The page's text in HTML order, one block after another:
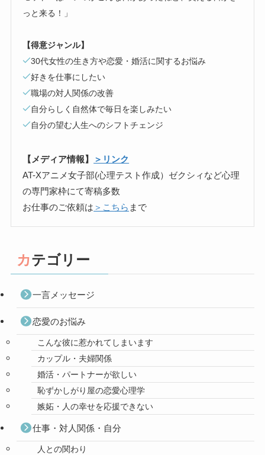
っと来る！」
【得意ジャンル】
30代女性の生き方や恋愛・婚活に関するお悩み
好きを仕事にしたい
職場の対人関係の改善
自分らしく自然体で毎日を楽しみたい
自分の望む人生へのシフトチェンジ
【メディア情報】
＞リンク
AT-Xアニメ女子部(心理テスト作成）ゼクシィなど心理
の専門家枠にて寄稿多数
お仕事のご依頼は ＞こちら まで
カテゴリー
一言メッセージ
恋愛のお悩み
こんな彼に惹かれてしまいます
カップル・夫婦関係
婚活・パートナーが欲しい
恥ずかしがり屋の恋愛心理学
嫉妬・人の幸せを応援できない
仕事・対人関係・自分
人との関わり